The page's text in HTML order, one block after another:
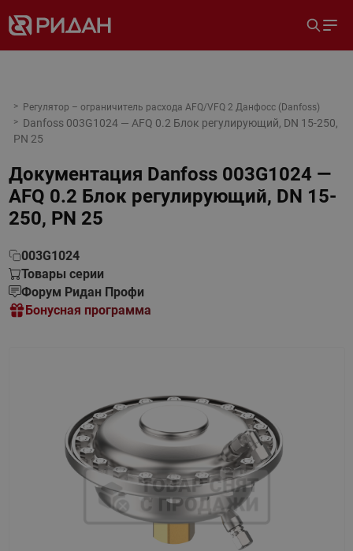
Регулятор – ограничитель расхода AFQ/VFQ 2 Данфосс (Danfoss)
Danfoss 003G1024 — AFQ 0.2 Блок регулирующий, DN 15-250,
PN 25
Документация Danfoss 003G1024 —
AFQ 0.2 Блок регулирующий, DN 15-
250, PN 25
003G1024
Товары серии
Форум Ридан Профи
Бонусная программа